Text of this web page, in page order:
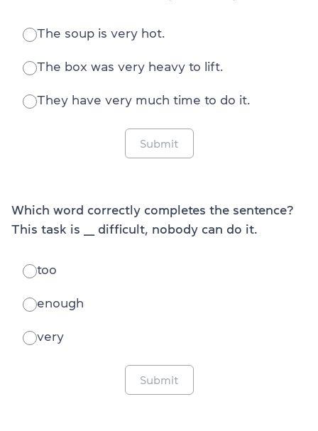
The soup is very hot.
The box was very heavy to lift.
They have very much time to do it.
Submit
Which word correctly completes the sentence?
This task is ___ difficult, nobody can do it.
too
enough
very
Submit